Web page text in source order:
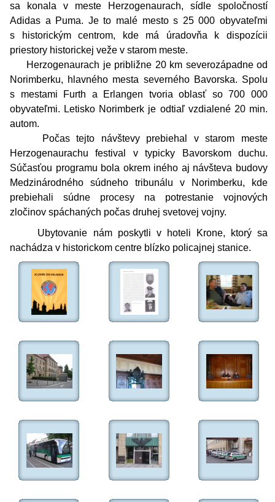
sa konala v meste Herzogenaurach, sídle spoločností
Adidas a Puma. Je to malé mesto s 25 000 obyvateľmi
s historickým centrom, kde má úradovňa k dispozícii
priestory historickej veže v starom meste.
Herzogenaurach je približne 20 km severozápadne od
Norimberku, hlavného mesta severného Bavorska. Spolu
s mestami Furth a Erlangen tvoria oblasť so 700 000
obyvateľmi. Letisko Norimberk je odtiaľ vzdialené 20 min.
autom.
Počas tejto návštevy prebiehal v starom meste
Herzogenaurachu festival v typicky Bavorskom duchu.
Súčasťou programu bola okrem iného aj návšteva budovy
Medzinárodného súdneho tribunálu v Norimberku, kde
prebiehali súdne procesy na potrestanie vojnových
zločinov spáchaných počas druhej svetovej vojny.
Ubytovanie nám poskytli v hoteli Krone, ktorý sa
nachádza v historickom centre blízko policajnej stanice.